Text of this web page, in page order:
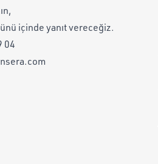
içinde yanıt vereceğiz.
04